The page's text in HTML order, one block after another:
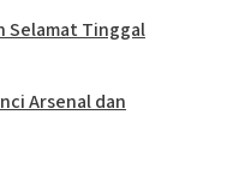
Selamat Tinggal
Arsenal dan